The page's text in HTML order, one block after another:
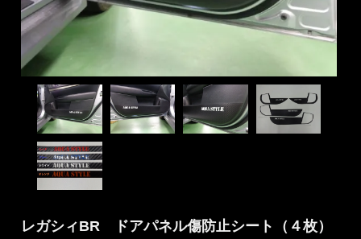
レガシィBR ドアパネル傷防止シート（４枚）